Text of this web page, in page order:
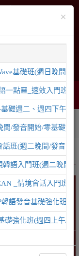
網頁選單
0
學員登入
地圖
×
基礎班(週日晚間/
一點靈_速效入門班(
基礎週二、週四下午密
/發音開始/零基礎)
話班(週二晚間/發音開
韓語入門班(週二晚間/
_情境會話入門班(
韓語發音基礎強化班(
礎強化班(週四上午/發